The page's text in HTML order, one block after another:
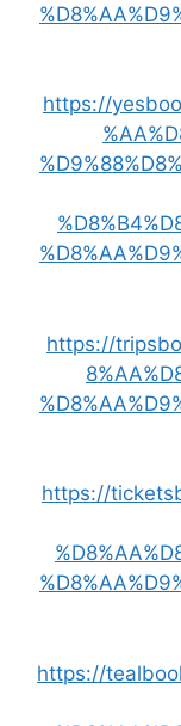
https://
https://
https://
https://